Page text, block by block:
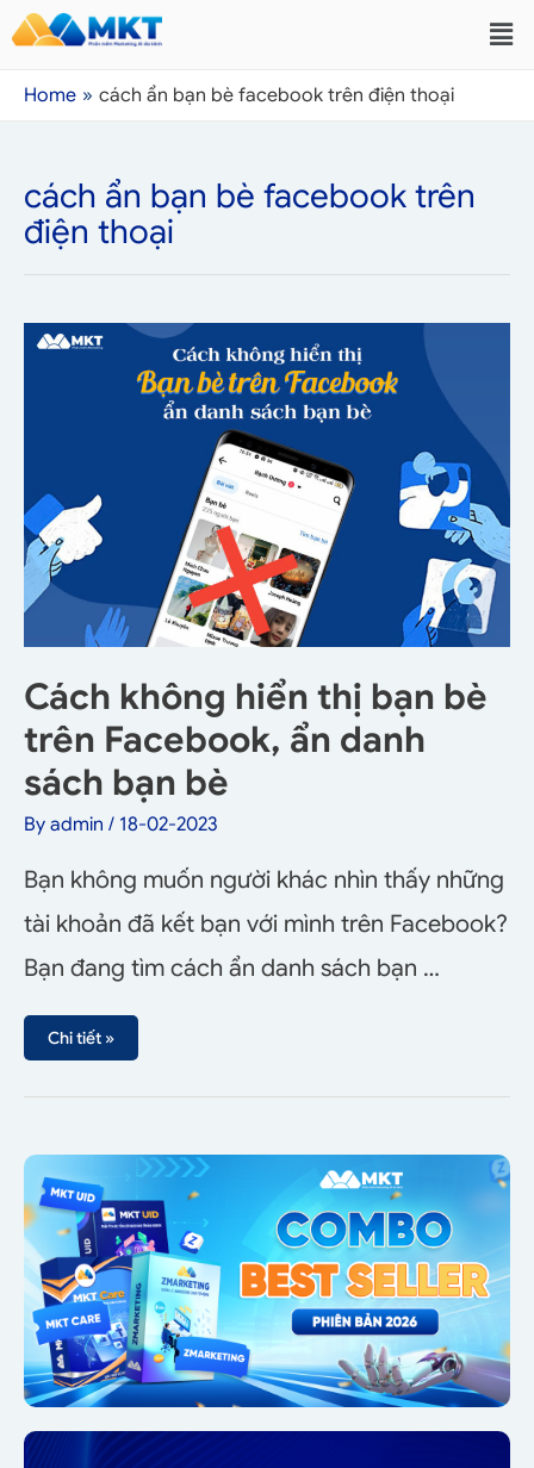
Home cách ẩn bạn bè facebook trên điện thoại
cách ẩn bạn bè facebook trên
điện thoại
Cách không hiển thị bạn bè
trên Facebook, ẩn danh
sách bạn bè
By admin / 18-02-2023
Bạn không muốn người khác nhìn thấy những
tài khoản đã kết bạn với mình trên Facebook?
Bạn đang tìm cách ẩn danh sách bạn …
Chi tiết »